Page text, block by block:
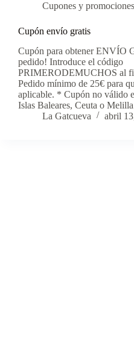
Cupones y promociones
Cupón envío gratis
Cupón para obtener ENVÍO
pedido! Introduce el código
PRIMERODEMUCHOS al
Pedido mínimo de 25€ para
aplicable. * Cupón no válido
Islas Baleares, Ceuta o
La Gatcueva
abril